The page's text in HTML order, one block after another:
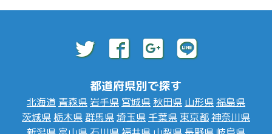
都道府県別で探す
北海道 青森県 岩手県 宮城県 秋田県 山形県福島県
茨城県 栃木県群馬県埼玉県 千葉県 東京都神奈川県